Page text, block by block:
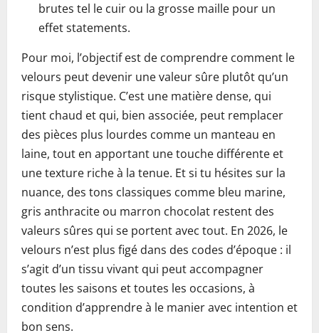
brutes tel le cuir ou la grosse maille pour un
effet statements.
Pour moi, l’objectif est de comprendre comment le
velours peut devenir une valeur sûre plutôt qu’un
risque stylistique. C’est une matière dense, qui
tient chaud et qui, bien associée, peut remplacer
des pièces plus lourdes comme un manteau en
laine, tout en apportant une touche différente et
une texture riche à la tenue. Et si tu hésites sur la
nuance, des tons classiques comme bleu marine,
gris anthracite ou marron chocolat restent des
valeurs sûres qui se portent avec tout. En 2026, le
velours n’est plus figé dans des codes d’époque : il
s’agit d’un tissu vivant qui peut accompagner
toutes les saisons et toutes les occasions, à
condition d’apprendre à le manier avec intention et
bon sens.